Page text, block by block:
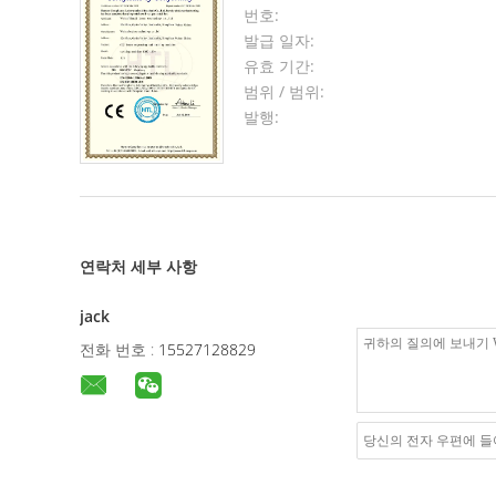
번호:
발급 일자:
유효 기간:
범위 / 범위:
발행:
연락처 세부 사항
jack
전화 번호 : 15527128829